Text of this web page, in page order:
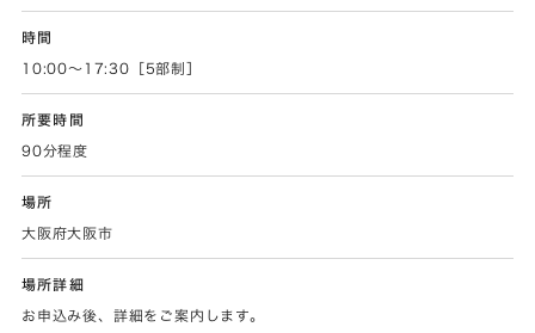
時間
10:00～17:30［5部制］
所要時間
90分程度
場所
大阪府大阪市
場所詳細
お申込み後、詳細をご案内します。